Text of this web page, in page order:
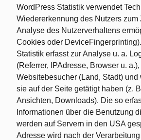
WordPress Statistik verwendet
Wiedererkennung des Nutzers zum
Analyse des Nutzerverhaltens
Cookies oder
Statistik erfasst zur Analyse u. a.
(Referrer, IPAdresse, Browser u.
Websitebesucher (Land, Stadt) und
sie auf der Seite getätigt haben (z.
Ansichten, Downloads). Die so
Informationen über die Benutzung
werden auf Servern in den USA
Adresse wird nach der